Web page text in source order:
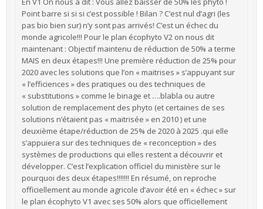
Point barre si si si c’est possible ! Bilan ? C’est nul d’agri (les
pas bio bien sur) n’y sont pas arrivés! C’est un échec du
monde agricole!!! Pour le plan écophyto V2 on nous dit
maintenant : Objectif maintenu de réduction de 50% a terme
MAIS en deux étapes!!! Une première réduction de 25% pour
2020 avec les solutions que l’on « maitrises » s’appuyant sur
« l’efficiences » des pratiques ou des techniques de
« substitutions » comme le binage et ….blabla ou autre
solution de remplacement des phyto (et certaines de ses
solutions n’étaient pas « maitrisée » en 2010 ) et une
deuxième étape/réduction de 25% de 2020 à 2025 .qui elle
s’appuiera sur des techniques de « reconception » des
systèmes de productions qui elles restent a découvrir et
développer. C’est l’explication officiel du ministère sur le
pourquoi des deux étapes!!!!!!! En résumé, on reproche
officiellement au monde agricole d’avoir été en « échec » sur
le plan écophyto V1 avec ses 50% alors que officiellement